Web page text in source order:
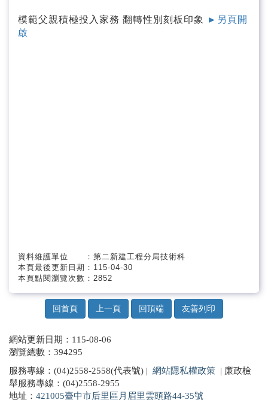
模範父親積極投入家務 翻轉性別刻板印象
►另頁開
啟
資料維護單位 ：第二新建工程分局技術科
本頁最後更新日期：115-04-30
本頁點閱瀏覽次數：2852
回首頁 上一頁 回頂端 友善列印
網站更新日期：115-08-06
瀏覽總數：394295
服務專線：(04)2558-2558(代表號) | 網站隱私權政策 | 廉政檢
舉服務專線：(04)2558-2955
地址： 421005臺中市后里區月眉里雲頭路44-35號